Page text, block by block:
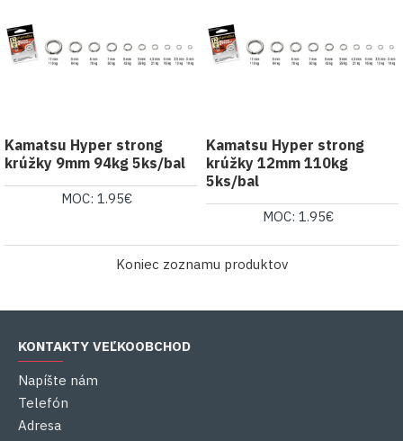
Kamatsu Hyper strong
krúžky 9mm 94kg 5ks/bal
MOC: 1.95€
Kamatsu Hyper strong
krúžky 12mm 110kg
5ks/bal
MOC: 1.95€
Koniec zoznamu produktov
KONTAKTY VEĽKOOBCHOD
Napíšte nám
Telefón
Adresa